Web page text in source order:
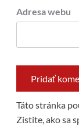
Adresa webu
Táto stránka
Zistite, ako sa